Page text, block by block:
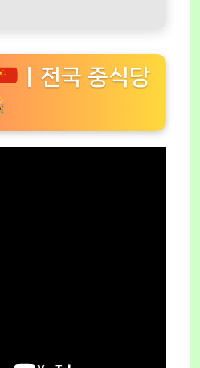
ㅣ전국 중식당